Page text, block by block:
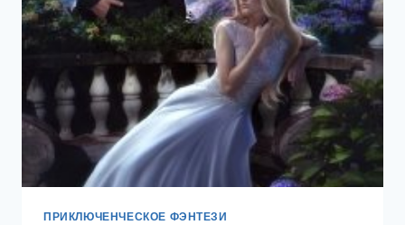
ПРИКЛЮЧЕНЧЕСКОЕ ФЭНТЕЗИ